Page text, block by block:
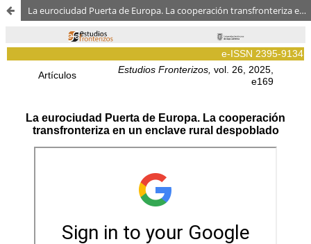
La eurociudad Puerta de Europa. La cooperación transfronteriza en un enclave rural despoblado